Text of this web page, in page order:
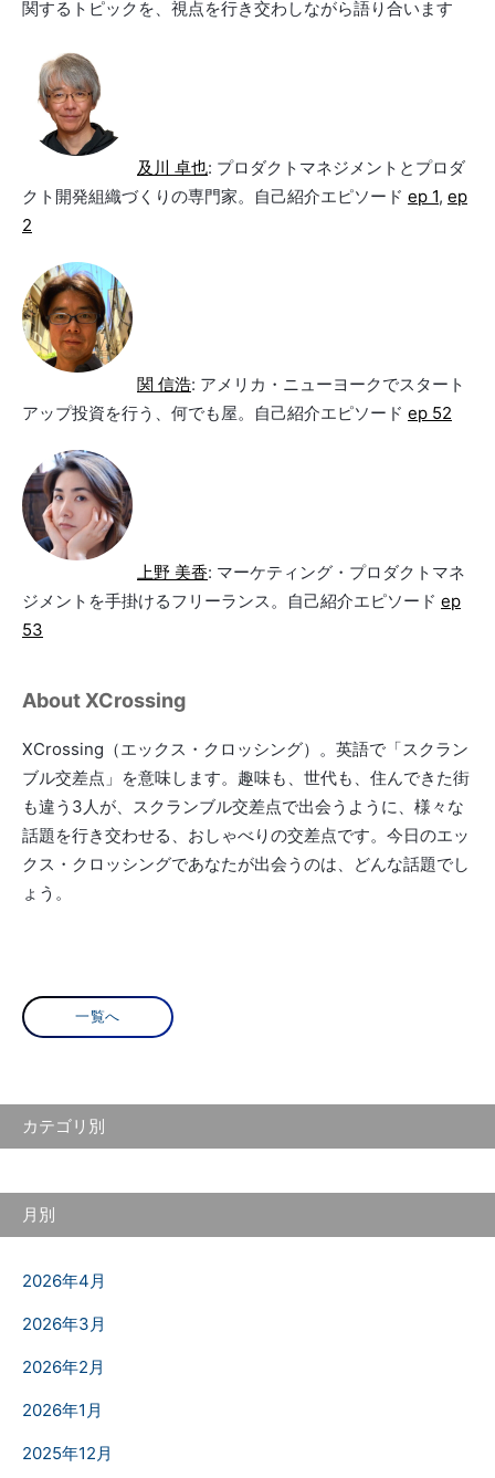
関するトピックを、視点を行き交わしながら語り合います
及川 卓也: プロダクトマネジメントとプロダ
クト開発組織づくりの専門家。自己紹介エピソード ep 1, ep
2
関 信浩: アメリカ・ニューヨークでスタート
アップ投資を行う、何でも屋。自己紹介エピソード ep 52
上野 美香: マーケティング・プロダクトマネ
ジメントを手掛けるフリーランス。自己紹介エピソード ep
53
About XCrossing
XCrossing（エックス・クロッシング）。英語で「スクラン
ブル交差点」を意味します。趣味も、世代も、住んできた街
も違う3人が、スクランブル交差点で出会うように、様々な
話題を行き交わせる、おしゃべりの交差点です。今日のエッ
クス・クロッシングであなたが出会うのは、どんな話題でし
ょう。
一覧へ
カテゴリ別
月別
2026年4月
2026年3月
2026年2月
2026年1月
2025年12月